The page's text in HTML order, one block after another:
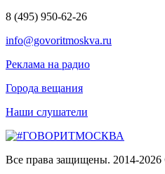
8 (495) 950-62-26
info@govoritmoskva.ru
Реклама на радио
Города вещания
Наши слушатели
Все права защищены. 2014-